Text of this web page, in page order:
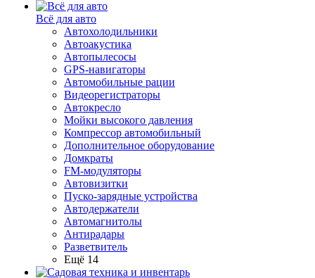
Всё для авто
Автохолодильники
Автоакустика
Автопылесосы
GPS-навигаторы
Автомобильные рации
Видеорегистраторы
Автокресло
Мойки высокого давления
Компрессор автомобильный
Дополнительное оборудование
Домкраты
FM-модуляторы
Автовизитки
Пуско-зарядные устройства
Автодержатели
Автомагнитолы
Антирадары
Разветвитель
Ещё 14